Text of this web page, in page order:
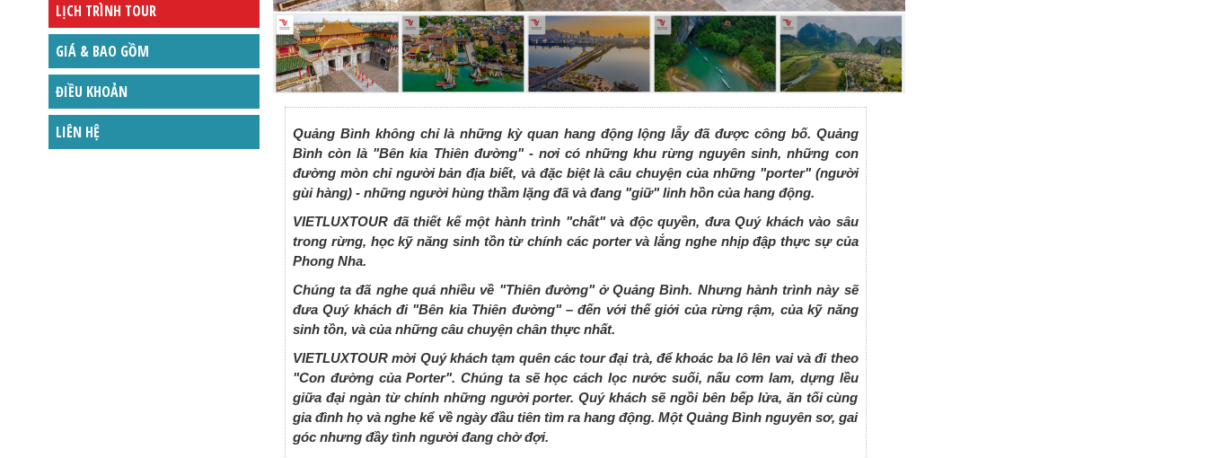
LỊCH TRÌNH TOUR
GIÁ & BAO GỒM
ĐIỀU KHOẢN
LIÊN HỆ
Quảng Bình không chỉ là những kỳ quan hang động lộng lẫy đã được công bố. Quảng
Bình còn là "Bên kia Thiên đường" - nơi có những khu rừng nguyên sinh, những con
đường mòn chỉ người bản địa biết, và đặc biệt là câu chuyện của những "porter" (người
gùi hàng) - những người hùng thầm lặng đã và đang "giữ" linh hồn của hang động.
VIETLUXTOUR đã thiết kế một hành trình "chất" và độc quyền, đưa Quý khách vào sâu
trong rừng, học kỹ năng sinh tồn từ chính các porter và lắng nghe nhịp đập thực sự của
Phong Nha.
Chúng ta đã nghe quá nhiều về "Thiên đường" ở Quảng Bình. Nhưng hành trình này sẽ
đưa Quý khách đi "Bên kia Thiên đường" – đến với thế giới của rừng rậm, của kỹ năng
sinh tồn, và của những câu chuyện chân thực nhất.
VIETLUXTOUR mời Quý khách tạm quên các tour đại trà, để khoác ba lô lên vai và đi theo
"Con đường của Porter". Chúng ta sẽ học cách lọc nước suối, nấu cơm lam, dựng lều
giữa đại ngàn từ chính những người porter. Quý khách sẽ ngồi bên bếp lửa, ăn tối cùng
gia đình họ và nghe kể về ngày đầu tiên tìm ra hang động. Một Quảng Bình nguyên sơ, gai
góc nhưng đầy tình người đang chờ đợi.